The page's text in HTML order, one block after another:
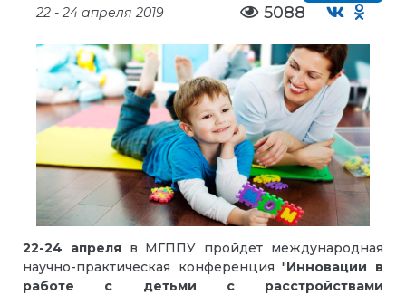
22 - 24 апреля 2019 5088
22-24 апреля в МГППУ пройдет международная
научно-практическая конференция "Инновации в
работе с детьми с расстройствами